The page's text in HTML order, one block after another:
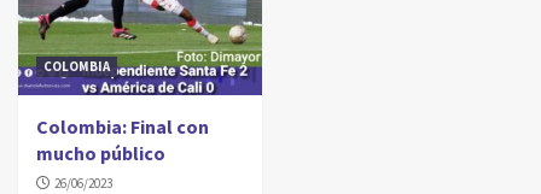
COLOMBIA
Colombia: Final con
mucho público
26/06/2023